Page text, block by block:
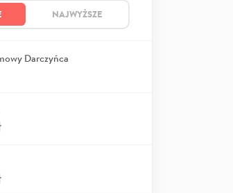
NAJWYŻSZE
Darczyńca